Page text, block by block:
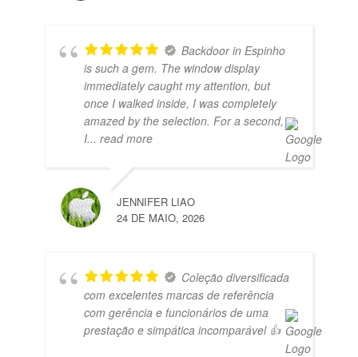
Backdoor in Espinho
is such a gem. The window display
immediately caught my attention, but
once I walked inside, I was completely
amazed by the selection. For a second,
I... read more
JENNIFER LIAO
24 DE MAIO, 2026
Coleção diversificada
com excelentes marcas de referência
com gerência e funcionários de uma
prestação e simpática incomparável 👍